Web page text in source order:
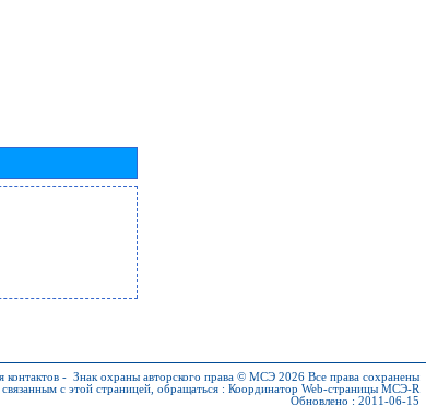
контактов - Знак охраны авторского права © МСЭ 2026 Все права сохранены
с этой страницей, обращаться : Координатор Web-страницы МСЭ-R
Обновлено : 2011-06-15